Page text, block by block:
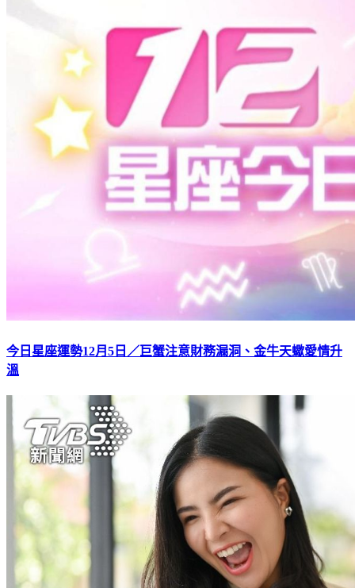
今日星座運勢12月5日／巨蟹注意財務漏洞、金牛天蠍愛情升
溫